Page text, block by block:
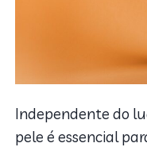
Independente do
pele é essencial